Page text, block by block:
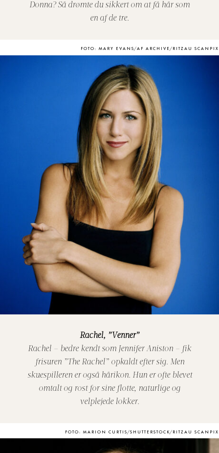
Donna? Så drømte du sikkert om at få hår som
en af de tre.
FOTO: MARY EVANS/AF ARCHIVE/RITZAU SCANPIX
Rachel, ”Venner”
Rachel – bedre kendt som Jennifer Aniston – fik
frisuren ”The Rachel” opkaldt efter sig. Men
skuespilleren er også hårikon. Hun er ofte blevet
omtalt og rost for sine flotte, naturlige og
velplejede lokker.
FOTO: MARION CURTIS/SHUTTERSTOCK/RITZAU SCANPIX